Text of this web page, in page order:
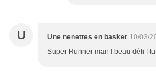
U Une nenettes en basket 10/03/
Super Runner man ! beau défi !